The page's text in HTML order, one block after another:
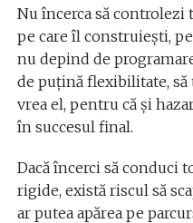
Nu încerca să controlezi
pe care îl construieşti,
nu depind de
de puţină flexibilitate,
vrea el, pentru că şi
în succesul final.
Dacă încerci să conduci
rigide, există riscul să
ar putea apărea pe